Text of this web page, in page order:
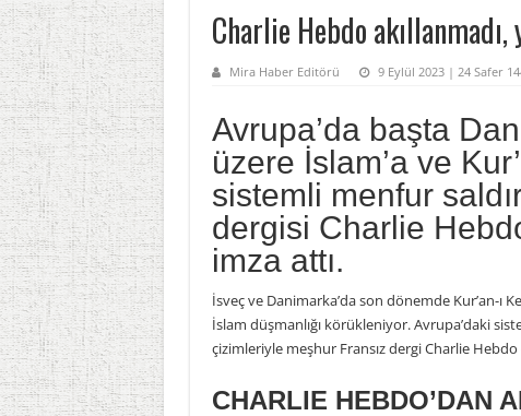
Charlie Hebdo akıllanmadı,
Mira Haber Editörü 9 Eylül 2023 | 24 Safer
Avrupa’da başta
üzere İslam’a ve
sistemli menfur
dergisi Charlie
imza attı.
İsveç ve Danimarka’da son dönemde Kur’an-ı
İslam düşmanlığı körükleniyor. Avrupa’daki
çizimleriyle meşhur Fransız dergi Charlie
CHARLIE HEBDO’DAN